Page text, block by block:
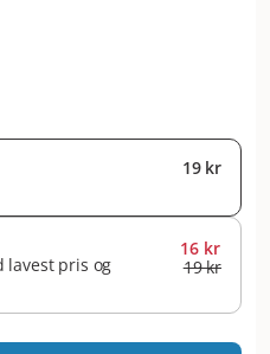
19 kr
pris og
16 kr
19 kr